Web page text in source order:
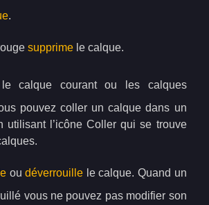
.
supprime le calque.
le calque courant ou les calques
pouvez coller un calque dans un
utilisant l’icône Coller qui se trouve
oudéverrouille le calque. Quand un
vous ne pouvez pas modifier son